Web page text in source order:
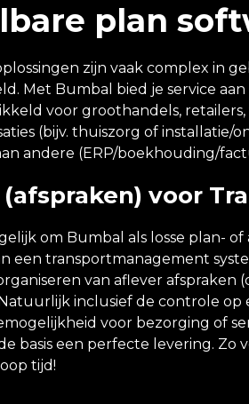
plan
zijn vaak complex in
Met Bumbal bied je service
voor groothandels,
(bijv. thuiszorg of
andere (ERP/boekhouding/
voor
om Bumbal als losse plan-
een transportmanagement
van aflever
inclusief de controle op
voor bezorging of
basis een perfecte levering.
tijd!